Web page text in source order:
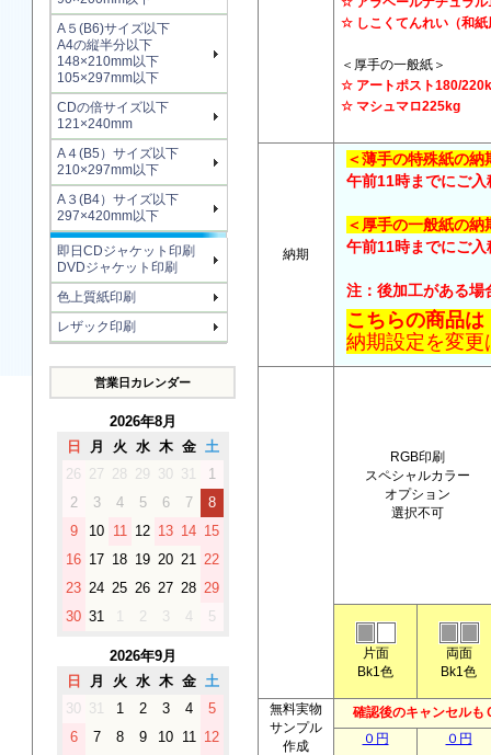
A５(B6)サイズ以下
A4の縦半分以下
148×210mm以下
105×297mm以下
CDの倍サイズ以下
121×240mm
A４(B5）サイズ以下
210×297mm以下
A３(B4）サイズ以下
297×420mm以下
即日CDジャケット印刷
DVDジャケット印刷
色上質紙印刷
レザック印刷
営業日カレンダー
2026年8月
日 月 火 水 木 金
土
26
27 28 29 30 31
1
2
3 4 5 6 7
8
9
10 11 12 13 14 15
16 17 18 19 20 21 22
23 24 25 26 27 28 29
30 31 1 2 3 4 5
2026年9月
日 月 火 水 木 金
土
30 31 1 2 3 4
5
6
7 8 9 10 11
12
☆ しこくてんれい（和
＜厚手の一般紙＞
☆ アートポスト180/
☆ マシュマロ
納期
＜薄手の特殊紙の納
午前11時までにご
＜厚手の一般紙の納
午前11時までにご
注：後加工がある場
こちらの商品
納期設定を変
RGB印刷
スペシャルカラー
オプション
選択不可
片面
Bk1色
両面
Bk1色
無料実物
サンプル
作成
確認後のキャンセルも
０円
０円